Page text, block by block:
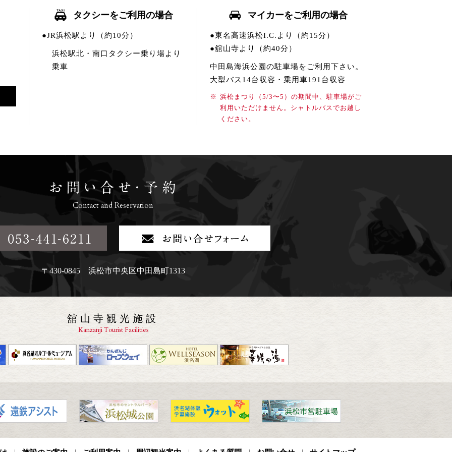
タクシーをご利用の場合
●JR浜松駅より（約10分）
浜松駅北・南口タクシー乗り場より
乗車
マイカーをご利用の場合
●東名高速浜松I.C.より（約15分）
●舘山寺より（約40分）
中田島海浜公園の駐車場をご利用下さい。
大型バス14台収容・乗用車191台収容
浜松まつり（5/3〜5）の期間中、駐車場がご
利用いただけません。シャトルバスでお越し
ください。
Contact and Reservation
〒430-0845 浜松市中央区中田島町1313
舘山寺観光施設
Kanzanji Tourist Facilities